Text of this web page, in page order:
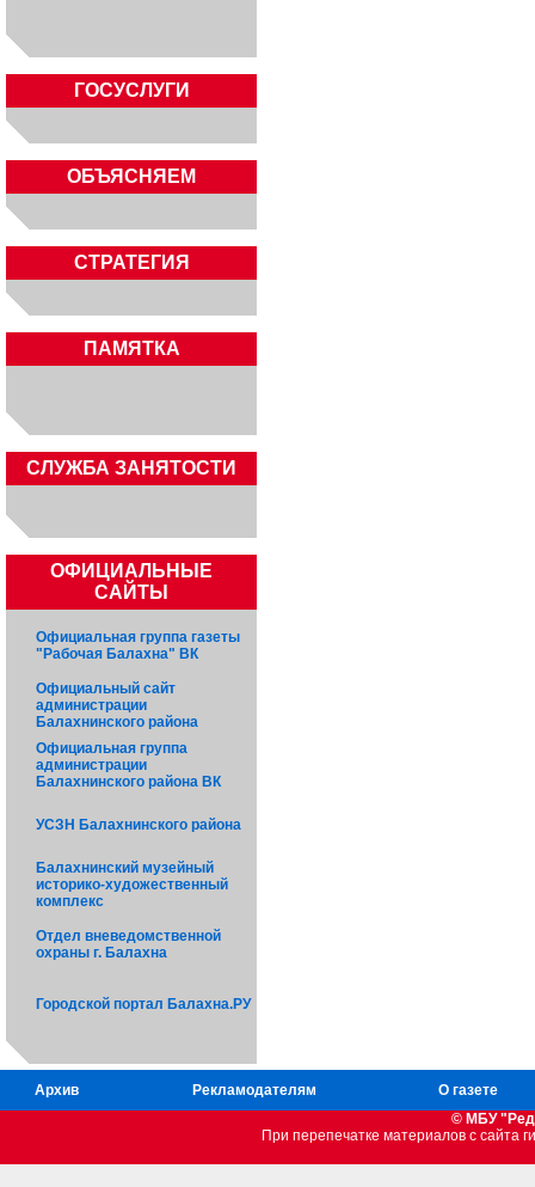
ГОСУСЛУГИ
ОБЪЯСНЯЕМ
СТРАТЕГИЯ
ПАМЯТКА
CЛУЖБА ЗАНЯТОСТИ
ОФИЦИАЛЬНЫЕ
САЙТЫ
Официальная группа газеты
"Рабочая Балахна" ВК
Официальный сайт
администрации
Балахнинского района
Официальная группа
администрации
Балахнинского района ВК
УСЗН Балахнинского района
Балахнинский музейный
историко-художественный
комплекс
Отдел вневедомственной
охраны г. Балахна
Городской портал Балахна.РУ
Архив Рекламодателям
О газете
© МБУ
При перепечатке материалов c сайта